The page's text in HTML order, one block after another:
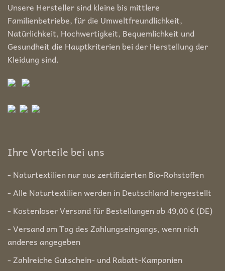
Unsere Hersteller sind kleine bis mittlere
Familienbetriebe, für die Umweltfreundlichkeit,
Natürlichkeit, Hochwertigkeit, Bequemlichkeit und
Gesundheit die Hauptkriterien bei der Herstellung der
Kleidung sind.
Ihre Vorteile bei uns
- Naturtextilien nur aus zertifizierten Bio-Rohstoffen
- Alle Naturtextilien werden in Deutschland hergestellt
- Kostenloser Versand für Bestellungen ab 49,00 € (DE)
- Versand am Tag des Zahlungseingangs, wenn nich
anderes angegeben
- Zahlreiche Gutschein- und Rabatt-Kampanien